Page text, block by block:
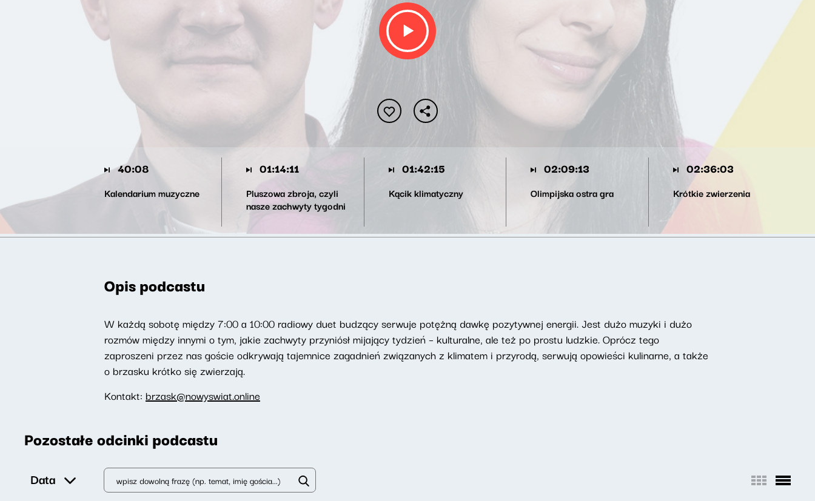
40:08
Kalendarium muzyczne
01:14:11
Pluszowa zbroja, czyli
nasze zachwyty tygodni
01:42:15
Kącik klimatyczny
02:09:13
Olimpijska ostra gra
02:36:03
Krótkie zwierzenia
Opis podcastu
W każdą sobotę między 7:00 a 10:00 radiowy duet budzący serwuje potężną dawkę pozytywnej energii. Jest dużo muzyki i dużo
rozmów między innymi o tym, jakie zachwyty przyniósł mijający tydzień – kulturalne, ale też po prostu ludzkie. Oprócz tego
zaproszeni przez nas goście odkrywają tajemnice zagadnień związanych z klimatem i przyrodą, serwują opowieści kulinarne, a także
o brzasku krótko się zwierzają.
Kontakt: brzask@nowyswiat.online
Pozostałe odcinki podcastu
Data